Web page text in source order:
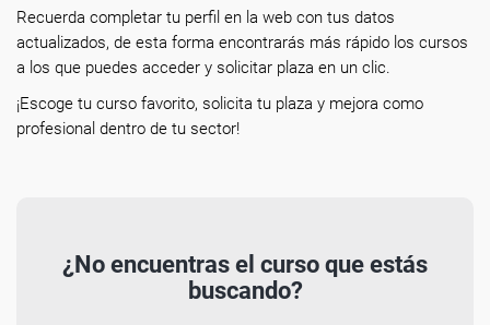
Recuerda completar tu perfil en la web con tus datos
actualizados, de esta forma encontrarás más rápido los cursos
a los que puedes acceder y solicitar plaza en un clic.
¡Escoge tu curso favorito, solicita tu plaza y mejora como
profesional dentro de tu sector!
¿No encuentras el curso que estás
buscando?